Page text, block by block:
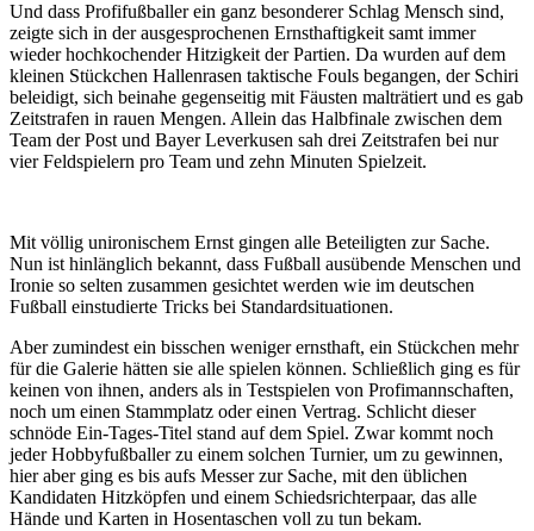
Und dass Profifußballer ein ganz besonderer Schlag Mensch sind,
zeigte sich in der ausgesprochenen Ernsthaftigkeit samt immer
wieder hochkochender Hitzigkeit der Partien. Da wurden auf dem
kleinen Stückchen Hallenrasen taktische Fouls begangen, der Schiri
beleidigt, sich beinahe gegenseitig mit Fäusten malträtiert und es gab
Zeitstrafen in rauen Mengen. Allein das Halbfinale zwischen dem
Team der Post und Bayer Leverkusen sah drei Zeitstrafen bei nur
vier Feldspielern pro Team und zehn Minuten Spielzeit.
Mit völlig unironischem Ernst gingen alle Beteiligten zur Sache.
Nun ist hinlänglich bekannt, dass Fußball ausübende Menschen und
Ironie so selten zusammen gesichtet werden wie im deutschen
Fußball einstudierte Tricks bei Standardsituationen.
Aber zumindest ein bisschen weniger ernsthaft, ein Stückchen mehr
für die Galerie hätten sie alle spielen können. Schließlich ging es für
keinen von ihnen, anders als in Testspielen von Profimannschaften,
noch um einen Stammplatz oder einen Vertrag. Schlicht dieser
schnöde Ein-Tages-Titel stand auf dem Spiel. Zwar kommt noch
jeder Hobbyfußballer zu einem solchen Turnier, um zu gewinnen,
hier aber ging es bis aufs Messer zur Sache, mit den üblichen
Kandidaten Hitzköpfen und einem Schiedsrichterpaar, das alle
Hände und Karten in Hosentaschen voll zu tun bekam.